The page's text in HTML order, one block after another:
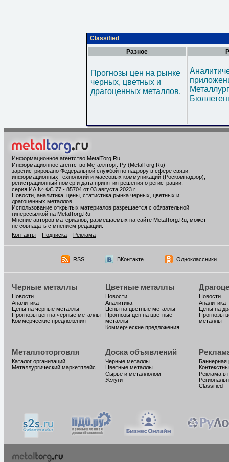
Classified
Разное
Прогнозы цен на рынке
черных, цветных и
драгоценных металлов.
Информационное агентство MetalTorg.Ru
Информационное агентство Металлторг. Ру (MetalTorg.Ru)
зарегистрировано Федеральной службой по надзору в сфере связи,
информационных технологий и массовых коммуникаций (Роскомнадзор),
регистрационный номер и дата принятия решения о регистрации:
серия ИА № ФС 77 - 85704 от 03 августа 2023 г.
Новости, аналитика, цены, статистика рынка черных, цветных и
драгоценных металлов.
Использование открытых материалов разрешается с обязательной
гиперссылкой на MetalTorg.Ru
Мнение авторов материалов, размещаемых на сайте MetalTorg.Ru, может
не совпадать с мнением редакции.
Контакты
Подписка Реклама
RSS ВКонтакте Одноклассники
Черные металлы
Новости
Аналитика
Цены на черные металлы
Прогнозы цен на черные металлы
Коммерческие предложения
Цветные металлы
Новости
Аналитика
Цены на цветные металлы
Прогнозы цен на цветные
металлы
Коммерческие предложения
Новости
Аналитика
Цены на
Прогнозы
металлы
Металлоторговля
Каталог организаций
Металлургический маркетплейс
Доска объявлений
Черные металлы
Цветные металлы
Сырье и металлолом
Услуги
Баннерная
Реклама в
Classified